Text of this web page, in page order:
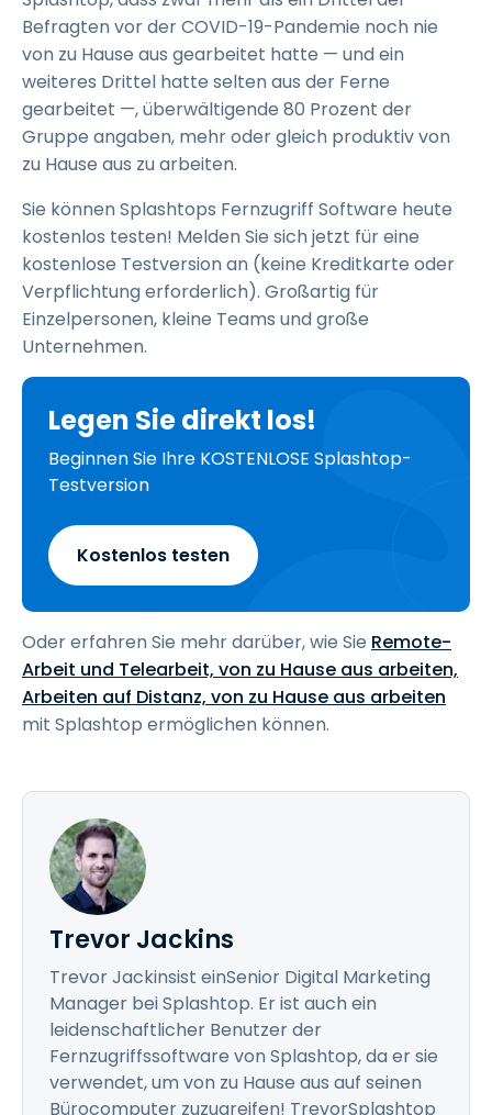
Befragten vor der COVID-19-Pandemie noch nie
von zu Hause aus gearbeitet hatte — und ein
weiteres Drittel hatte selten aus der Ferne
gearbeitet —, überwältigende 80 Prozent der
Gruppe angaben, mehr oder gleich produktiv von
zu Hause aus zu arbeiten.
Sie können Splashtops Fernzugriff Software heute
kostenlos testen! Melden Sie sich jetzt für eine
kostenlose Testversion an (keine Kreditkarte oder
Verpflichtung erforderlich). Großartig für
Einzelpersonen, kleine Teams und große
Unternehmen.
Legen Sie direkt los!
Beginnen Sie Ihre KOSTENLOSE Splashtop-
Testversion
Kostenlos testen
Oder erfahren Sie mehr darüber, wie Sie Remote-
Arbeit und Telearbeit, von zu Hause aus arbeiten,
Arbeiten auf Distanz, von zu Hause aus arbeiten
mit Splashtop ermöglichen können.
Trevor Jackins
Trevor Jackinsist einSenior Digital Marketing
Manager bei Splashtop. Er ist auch ein
leidenschaftlicher Benutzer der
Fernzugriffssoftware von Splashtop, da er sie
verwendet, um von zu Hause aus auf seinen
Bürocomputer zuzugreifen! TrevorSplashtop